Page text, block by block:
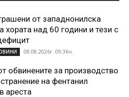
от западнонилска
хората над 60 години и тези с
08.08.2026г. 09:36ч.
обвинените за производство
на фентанил
ареста